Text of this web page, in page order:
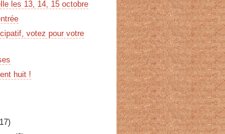
les 13, 14, 15 octobre
votez pour votre
huit !